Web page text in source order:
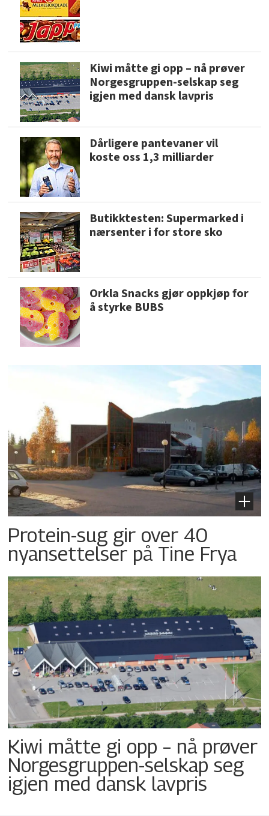
Kiwi måtte gi opp – nå prøver
Norgesgruppen-selskap seg
igjen med dansk lavpris
Dårligere pantevaner vil
koste oss 1,3 milliarder
Butikktesten: Supermarked i
nærsenter i for store sko
Orkla Snacks gjør oppkjøp for
å styrke BUBS
Protein-sug gir over 40
nyansettelser på Tine Frya
Kiwi måtte gi opp – nå prøver
Norgesgruppen-selskap seg
igjen med dansk lavpris